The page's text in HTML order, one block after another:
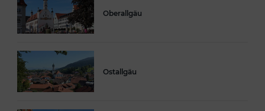
Oberallgäu
Ostallgäu